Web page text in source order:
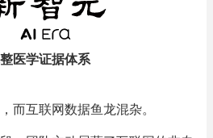
医学证据体系
而互联网数据鱼龙混杂。